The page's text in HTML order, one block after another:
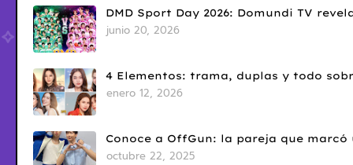
DMD Sport Day 2026: Domundi TV
junio 20, 2026
4 Elementos: trama, duplas y todo
enero 12, 2026
Conoce a OffGun: la pareja que
octubre 22, 2025